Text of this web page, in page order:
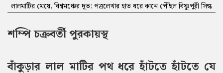
লালমাটির মেয়ে, বিশ্বমঞ্চের দূত: পত্রলেখার হাত ধরে কানে পৌঁছল বিষ্ণুপুরী সিল্ক
শম্পি চক্রবর্তী পুরকায়স্থ
বাঁকুড়ার লাল মাটির পথ ধরে হাঁটতে হাঁটতে যে